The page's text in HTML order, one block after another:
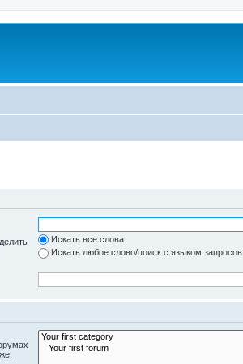
Искать все слова
Искать любое слово/поиск с языком запросов